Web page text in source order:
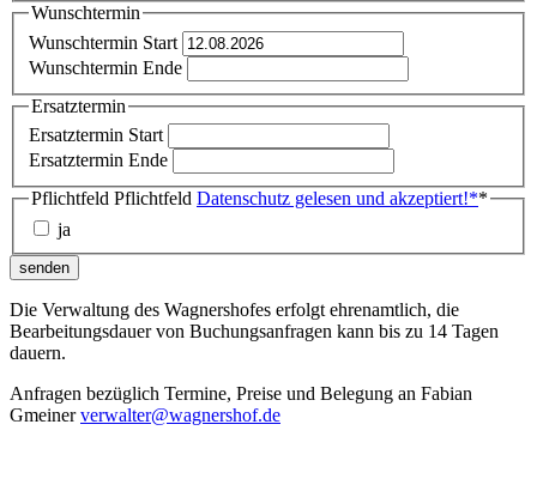
Wunschtermin
Wunschtermin Start
Wunschtermin Ende
Ersatztermin
Ersatztermin Start
Ersatztermin Ende
Pflichtfeld Pflichtfeld Datenschutz gelesen und akzeptiert!**
ja
senden
Die Verwaltung des Wagnershofes erfolgt ehrenamtlich, die
Bearbeitungsdauer von Buchungsanfragen kann bis zu 14 Tagen
dauern.
Anfragen bezüglich Termine, Preise und Belegung an Fabian
Gmeinerverwalter@wagnershof.de